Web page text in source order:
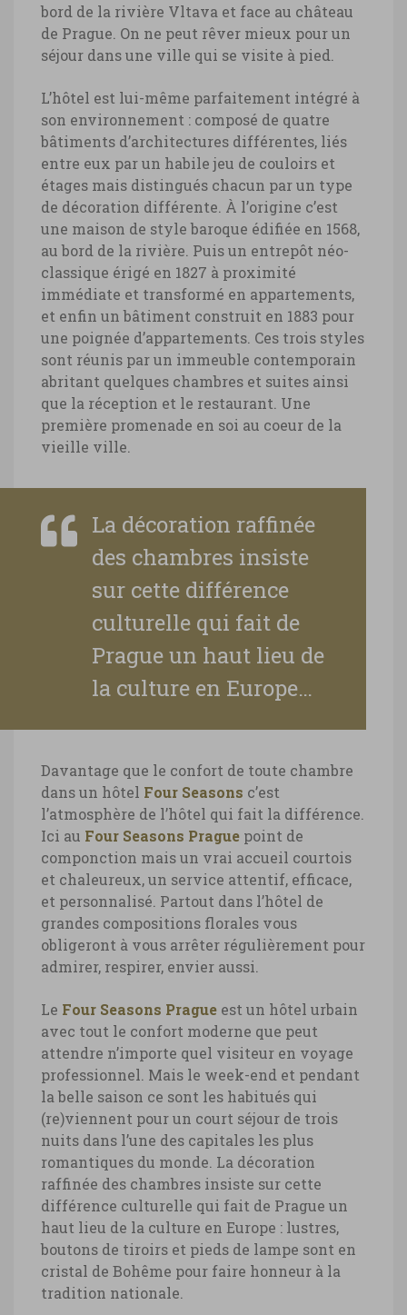
bord de la rivière Vltava et face au château
de Prague. On ne peut rêver mieux pour un
séjour dans une ville qui se visite à pied.
L’hôtel est lui-même parfaitement intégré à
son environnement : composé de quatre
bâtiments d’architectures différentes, liés
entre eux par un habile jeu de couloirs et
étages mais distingués chacun par un type
de décoration différente. À l’origine c’est
une maison de style baroque édifiée en 1568,
au bord de la rivière. Puis un entrepôt néo-
classique érigé en 1827 à proximité
immédiate et transformé en appartements,
et enfin un bâtiment construit en 1883 pour
une poignée d’appartements. Ces trois styles
sont réunis par un immeuble contemporain
abritant quelques chambres et suites ainsi
que la réception et le restaurant. Une
première promenade en soi au coeur de la
vieille ville.
La décoration raffinée
des chambres insiste
sur cette différence
culturelle qui fait de
Prague un haut lieu de
la culture en Europe…
Davantage que le confort de toute chambre
dans un hôtel Four Seasons c’est
l’atmosphère de l’hôtel qui fait la différence.
Ici au Four Seasons Prague point de
componction mais un vrai accueil courtois
et chaleureux, un service attentif, efficace,
et personnalisé. Partout dans l’hôtel de
grandes compositions florales vous
obligeront à vous arrêter régulièrement pour
admirer, respirer, envier aussi.
Le Four Seasons Prague est un hôtel urbain
avec tout le confort moderne que peut
attendre n’importe quel visiteur en voyage
professionnel. Mais le week-end et pendant
la belle saison ce sont les habitués qui
(re)viennent pour un court séjour de trois
nuits dans l’une des capitales les plus
romantiques du monde. La décoration
raffinée des chambres insiste sur cette
différence culturelle qui fait de Prague un
haut lieu de la culture en Europe : lustres,
boutons de tiroirs et pieds de lampe sont en
cristal de Bohême pour faire honneur à la
tradition nationale.